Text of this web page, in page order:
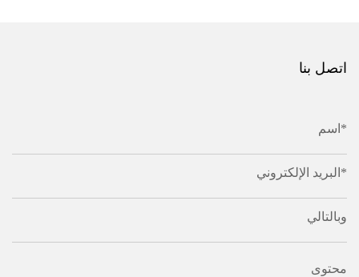
اتصل بنا
اسم*
البريد الإلكتروني*
وبالتالي
محتوى